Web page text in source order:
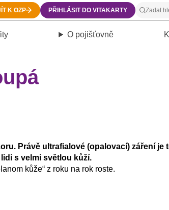
K OZP PŘIHLÁSIT DO VITAKARTY
O pojišťovně
Právě ultrafialové (opalovací) záření je
s velmi světlou kůží.
kůže“ z roku na rok roste.